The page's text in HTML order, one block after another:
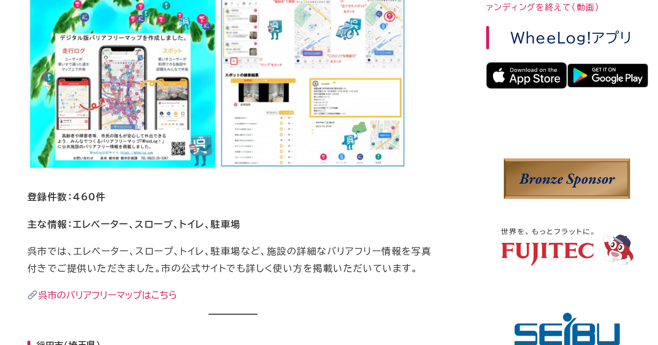
登録件数：460件
主な情報：エレベーター、スロープ、トイレ、駐車場
呉市では、エレベーター、スロープ、トイレ、駐車場など、施設の詳細なバリアフリー情報を写真
付きでご提供いただきました。市の公式サイトでも詳しく使い方を掲載いただいています。
呉市のバリアフリーマップはこちら
ァンディングを終えて（動画）
WheeLog!アプリ